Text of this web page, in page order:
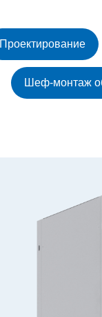
Проектирование
Шеф-монтаж